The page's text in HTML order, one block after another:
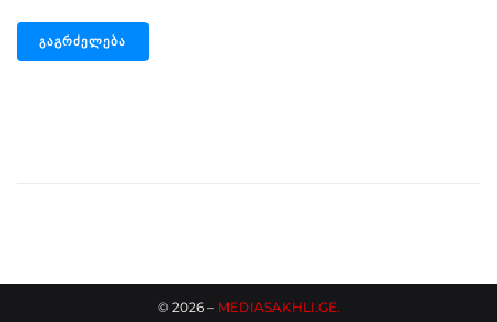
ᲒᲐᲒᲠᲫᲔᲚᲔᲑᲐ
© 2026– MEDIASAKHLI.GE.